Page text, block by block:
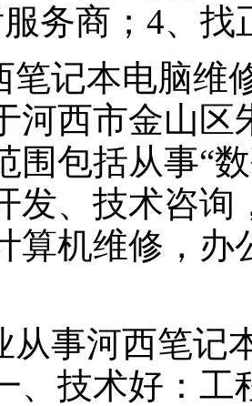
务商；4、找
笔记本电脑维
河西市金山区
围包括从事“
发、技术咨询
算机维修，办
从事河西笔记
、技术好：